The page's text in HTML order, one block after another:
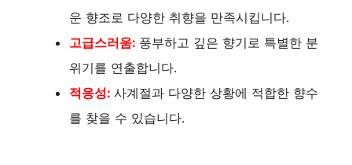
운 향조로 다양한 취향을 만족시킵니다.
고급스러움: 풍부하고 깊은 향기로 특별한 분
위기를 연출합니다.
적응성: 사계절과 다양한 상황에 적합한 향수
를 찾을 수 있습니다.